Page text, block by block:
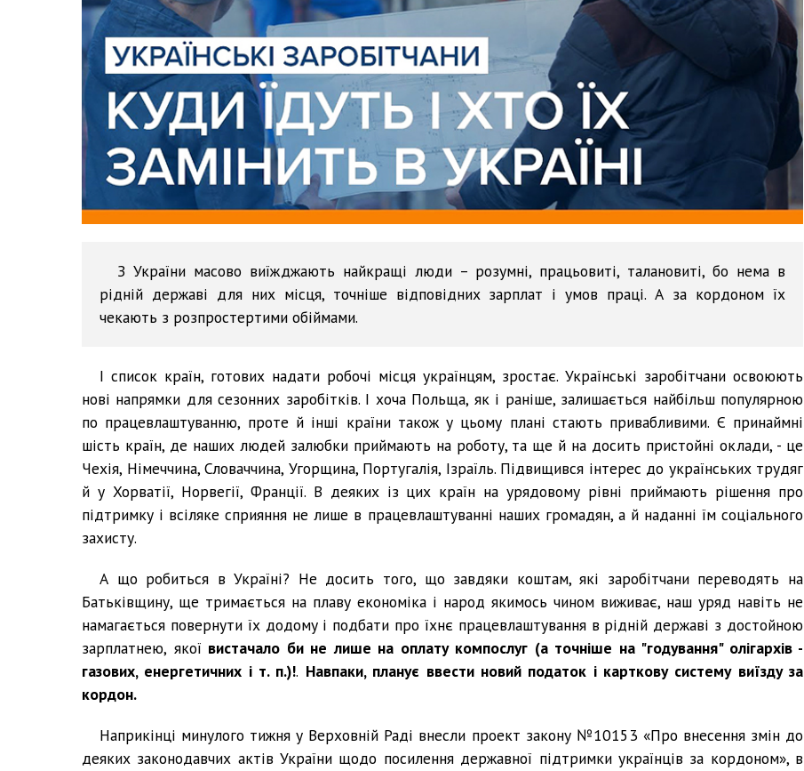
З України масово виїжджають найкращі люди – розумні, працьовиті, талановиті, бо нема в
рідній державі для них місця, точніше відповідних зарплат і умов праці. А за кордоном їх
чекають з розпростертими обіймами.
І список країн, готових надати робочі місця українцям, зростає. Українські заробітчани освоюють
нові напрямки для сезонних заробітків. І хоча Польща, як і раніше, залишається найбільш популярною
по працевлаштуванню, проте й інші країни також у цьому плані стають привабливими. Є принаймні
шість країн, де наших людей залюбки приймають на роботу, та ще й на досить пристойні оклади, - це
Чехія, Німеччина, Словаччина, Угорщина, Португалія, Ізраїль. Підвищився інтерес до українських трудяг
й у Хорватії, Норвегії, Франції. В деяких із цих країн на урядовому рівні приймають рішення про
підтримку і всіляке сприяння не лише в працевлаштуванні наших громадян, а й наданні їм соціального
захисту.
А що робиться в Україні? Не досить того, що завдяки коштам, які заробітчани переводять на
Батьківщину, ще тримається на плаву економіка і народ якимось чином виживає, наш уряд навіть не
намагається повернути їх додому і подбати про їхнє працевлаштування в рідній державі з достойною
зарплатнею, якої вистачало би не лише на оплату компослуг (а точніше на "годування" олігархів -
газових, енергетичних і т. п.)!. Навпаки, планує ввести новий податок і карткову систему виїзду за
кордон.
Наприкінці минулого тижня у Верховній Раді внесли проект закону №10153 «Про внесення змін до
деяких законодавчих актів України щодо посилення державної підтримки українців за кордоном», в